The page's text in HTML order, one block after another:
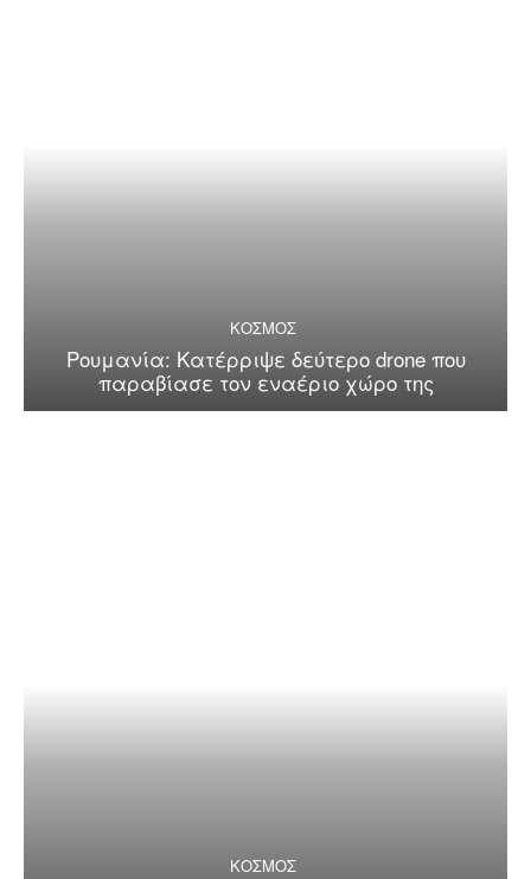
ΚΟΣΜΟΣ
Ρουμανία: Κατέρριψε δεύτερο drone που
παραβίασε τον εναέριο χώρο της
ΚΟΣΜΟΣ